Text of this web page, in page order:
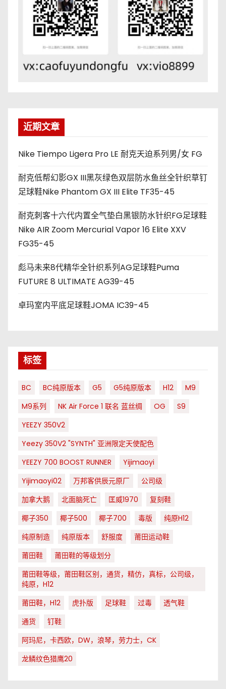
近期文章
Nike Tiempo Ligera Pro LE 耐克天迫系列男/女 FG
耐克低帮幻影GX III黑灰绿色双层防水鱼丝全针织草钉
足球鞋Nike Phantom GX III Elite TF35-45
耐克刺客十六代内置全气垫白黑银防水针织FG足球鞋
Nike AIR Zoom Mercurial Vapor 16 Elite XXV
FG35-45
彪马未来8代精华全针织系列AG足球鞋Puma
FUTURE 8 ULTIMATE AG39-45
卓玛室内平底足球鞋JOMA IC39-45
标签
BC BC纯原版本 G5 G5纯原版本 H12
M9
M9系列
NK Air Force 1 联名 蓝丝绸 OG
S9
YEEZY 350V2
Yeezy 350V2 "SYNTH" 亚洲限定天使配色
YEEZY 700 BOOST RUNNER
Yijimaoyi
Yijimaoyi02
万邦客供辰元原厂
公司级
加拿大鹅
北面脑死亡 匡威1970
复刻鞋
椰子350
椰子500 椰子700 毒版
纯原H12
纯原制造
纯原版本 舒服度
莆田运动鞋
莆田鞋
莆田鞋的等级划分
莆田鞋等级，莆田鞋区别，通货，精仿，真标，公司级，
纯原，H12
莆田鞋，H12
虎扑版 足球鞋 过毒
透气鞋
通货
钉鞋
阿玛尼，卡西欧，DW，浪琴，劳力士，CK
龙鳞纹色猎鹰20